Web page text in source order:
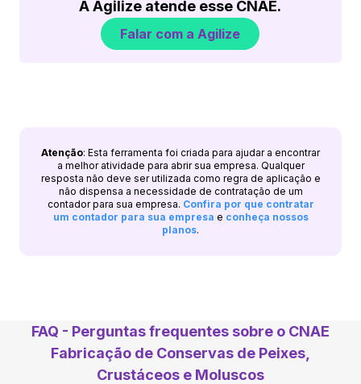
A Agilize atende esse CNAE.
Falar com a Agilize
Atenção: Esta ferramenta foi criada para ajudar a encontrar
a melhor atividade para abrir sua empresa. Qualquer
resposta não deve ser utilizada como regra de aplicação e
não dispensa a necessidade de contratação de um
contador para sua empresa. Confira por que contratar
um contador para sua empresa e conheça nossos
planos.
FAQ - Perguntas frequentes sobre o CNAE
Fabricação de Conservas de Peixes,
Crustáceos e Moluscos